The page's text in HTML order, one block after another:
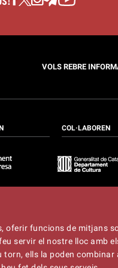
oferir funcions de mitjans
servir el nostre lloc amb
ells la poden combinar
VOLS REBRE
COL·LABOREN